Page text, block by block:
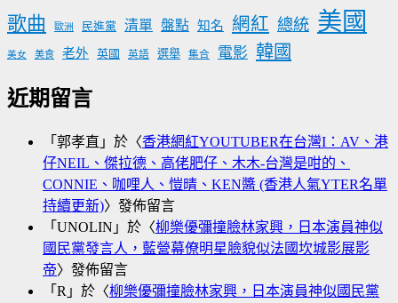
歌曲 歐洲 民進黨 清單 盤點 知名 網紅 總統 美國
美女 美食 老外 英國 英語 選舉 集合 電影 韓國
近期留言
「 郭孝直 」於〈香港網紅YOUTUBER在台灣I：AV、港
仔NEIL、傑拉德、高佬肥仔、木木-台灣是咁的、
CONNIE、咖哩人、愷晴、KEN醬 (香港人氣YTER名單
持續更新)〉發佈留言
「 UNOLIN 」於〈柳樂優彌撞臉林家興，日本演員神似
國民黨發言人，藍營幕僚明星臉貌似法國坎城影展影
帝〉發佈留言
「 R 」於〈柳樂優彌撞臉林家興，日本演員神似國民黨